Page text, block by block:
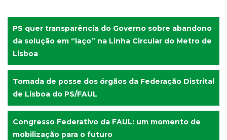
PS quer transparência do Governo sobre abandono
da solução em “laço” na Linha Circular do Metro de
Lisboa
Tomada de posse dos órgãos da Federação Distrital
de Lisboa do PS/FAUL
Congresso Federativo da FAUL: um momento de
mobilização para o futuro